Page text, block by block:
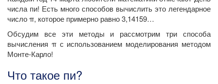
числа пи! Есть много способов вычислить это легендарное
число π, которое примерно равно 3,14159…
Обсудим все эти методы и рассмотрим три способа
вычисления π с использованием моделирования методом
Монте-Карло!
Что такое пи?